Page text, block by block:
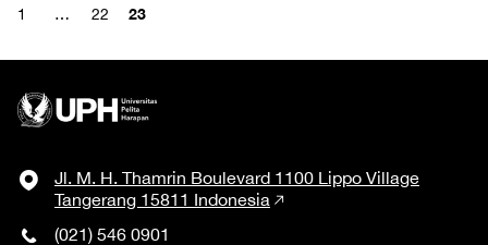
1 … 22 23
Jl. M. H. Thamrin Boulevard 1100 Lippo Village
Tangerang 15811 Indonesia
(021) 546 0901